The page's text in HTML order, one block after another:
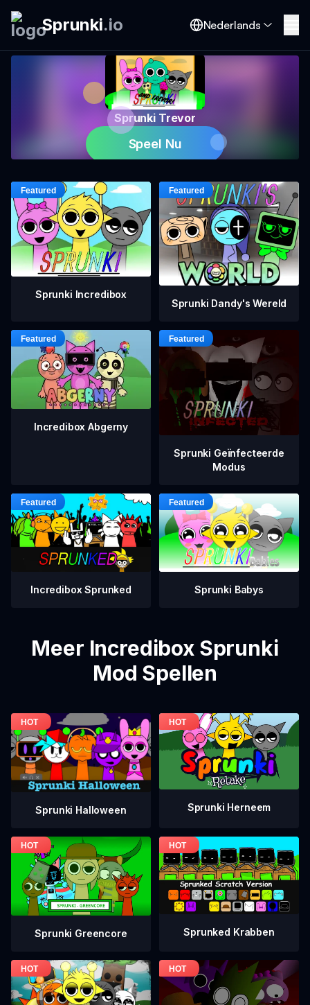
Sprunki.io Nederlands
Sprunki Trevor
Speel Nu
Sprunki Incredibox
Sprunki Dandy's Wereld
Incredibox Abgerny
Sprunki Geïnfecteerde
Modus
Incredibox Sprunked Sprunki Babys
Meer Incredibox Sprunki
Mod Spellen
Sprunki Halloween Sprunki Herneem
Sprunki Greencore Sprunked Krabben